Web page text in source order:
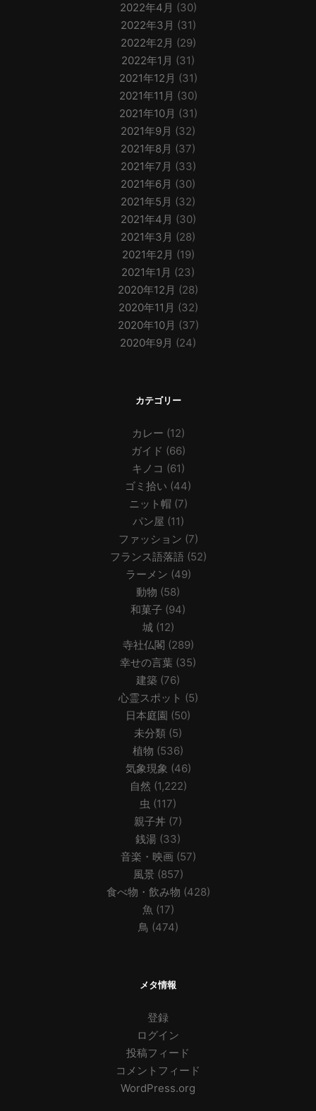
2022年4月 (30)
2022年3月 (31)
2022年2月 (29)
2022年1月 (31)
2021年12月 (31)
2021年11月 (30)
2021年10月 (31)
2021年9月 (32)
2021年8月 (37)
2021年7月 (33)
2021年6月 (30)
2021年5月 (32)
2021年4月 (30)
2021年3月 (28)
2021年2月 (19)
2021年1月 (23)
2020年12月 (28)
2020年11月 (32)
2020年10月 (37)
2020年9月 (24)
カテゴリー
カレー (12)
ガイド (66)
キノコ (61)
ゴミ拾い (44)
ニット帽 (7)
パン屋 (11)
ファッション (7)
フランス語落語 (52)
ラーメン (49)
動物 (58)
和菓子 (94)
城(12)
寺社仏閣 (289)
幸せの言葉 (35)
建築 (76)
心霊スポット (5)
日本庭園 (50)
未分類 (5)
植物 (536)
気象現象 (46)
自然 (1,222)
虫 (117)
親子丼 (7)
銭湯 (33)
音楽・映画 (57)
風景(857)
食べ物・飲み物 (428)
魚 (17)
鳥 (474)
メタ情報
登録
ログイン
投稿フィード
コメントフィード
WordPress.org